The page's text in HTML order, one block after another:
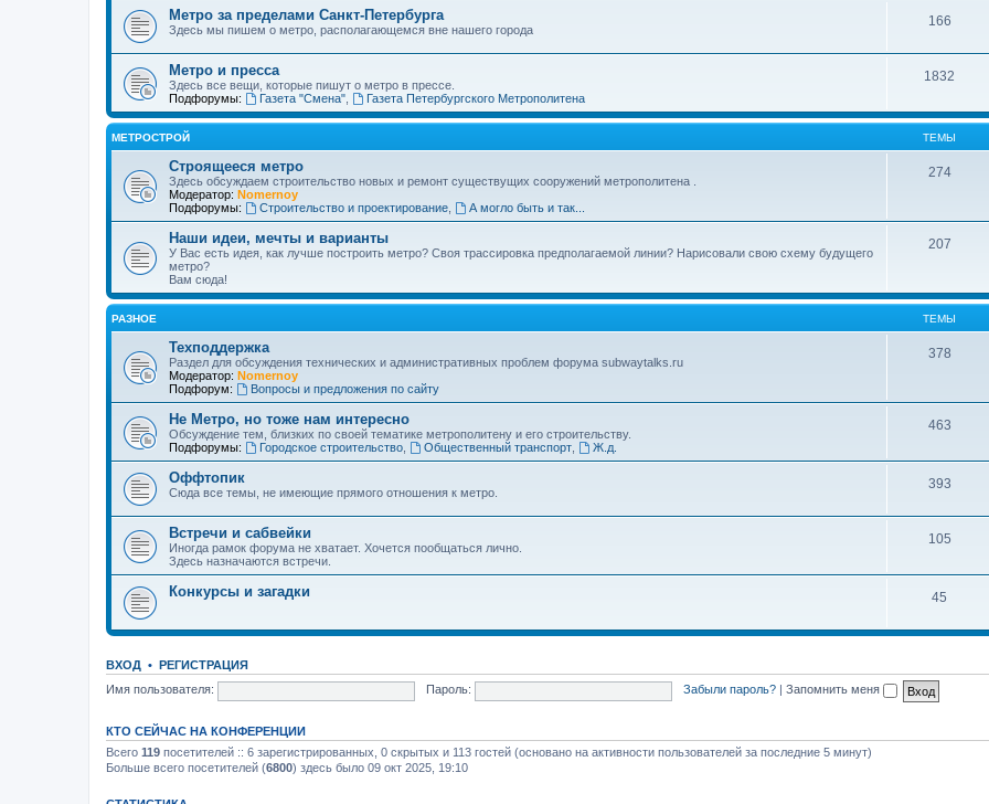
Метро за пределами Санкт-Петербурга
Здесь мы пишем о метро, располагающемся вне нашего города
166
Метро и пресса
Здесь все вещи, которые пишут о метро в прессе.
Подфорумы:
Газета "Смена", Газета Петербургского Метрополитена
1832
МЕТРОСТРОЙ ТЕМЫ
Строящееся метро
Здесь обсуждаем строительство новых и ремонт существущих сооружений метрополитена .
Модератор: Nomernoy
Подфорумы:
Строительство и проектирование, А могло быть и так...
274
Наши идеи, мечты и варианты
У Вас есть идея, как лучше построить метро? Своя трассировка предполагаемой линии? Нарисовали свою схему будущего
метро?
Вам сюда!
207
РАЗНОЕ ТЕМЫ
Техподдержка
Раздел для обсуждения технических и административных проблем форума subwaytalks.ru
Модератор: Nomernoy
Подфорум:
Вопросы и предложения по сайту
378
Не Метро, но тоже нам интересно
Обсуждение тем, близких по своей тематике метрополитену и его строительству.
Подфорумы:
Городское строительство, Общественный транспорт, Ж.д.
463
Оффтопик
Сюда все темы, не имеющие прямого отношения к метро.
393
Встречи и сабвейки
Иногда рамок форума не хватает. Хочется пообщаться лично.
Здесь назначаются встречи.
105
Конкурсы и загадки 45
ВХОД • РЕГИСТРАЦИЯ
Имя пользователя:
Пароль: Забыли пароль? Запомнить меня
КТО СЕЙЧАС НА КОНФЕРЕНЦИИ
Всего 119 посетителей :: 6 зарегистрированных, 0 скрытых и 113 гостей (основано на активности пользователей за последние 5 минут)
Больше всего посетителей (6800) здесь было 09 окт 2025, 19:10